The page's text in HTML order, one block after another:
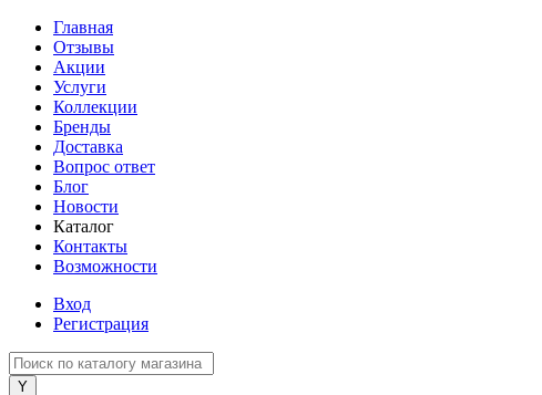
Главная
Отзывы
Акции
Услуги
Коллекции
Бренды
Доставка
Вопрос ответ
Блог
Новости
Каталог
Контакты
Возможности
Вход
Регистрация